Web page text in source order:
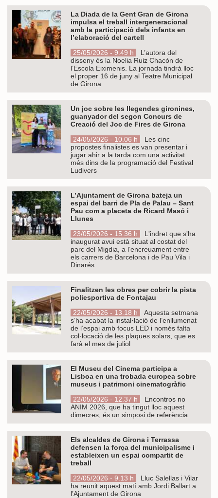
La Diada de la Gent Gran de Girona
impulsa el treball intergeneracional
amb la participació dels infants en
l’elaboració del cartell
25/05/2026 - 9.49 h
L’autora del
disseny és la Noelia Ruiz Chacón de
l’Escola Eiximenis. La jornada tindrà lloc
el proper 16 de juny al Teatre Municipal
de Girona
Un joc sobre les llegendes gironines,
guanyador del segon Concurs de
Creació del Joc de Fires de Girona
24/05/2026 - 10.06 h
Les cinc
propostes finalistes es van presentar i
jugar ahir a la tarda com una activitat
més dins de la programació del Festival
Ludivers
L’Ajuntament de Girona bateja un
espai del barri de Pla de Palau – Sant
Pau com a placeta de Ricard Masó i
Llunes
23/05/2026 - 15.36 h
L'indret que s'ha
inaugurat avui està situat al costat del
parc del Migdia, a l’encreuament entre
els carrers de Barcelona i de Pau Vila i
Dinarés
Finalitzen les obres per cobrir la pista
poliesportiva de Fontajau
22/05/2026 - 13.18 h
Aquesta setmana
s’ha acabat la instal·lació de l’enllumenat
de l’espai amb focus LED i només falta
col·locació de les plaques solars, que es
farà el mes de juliol
El Museu del Cinema participa a
Lisboa en una trobada europea sobre
museus i patrimoni cinematogràfic
22/05/2026 - 12.37 h
Encontros no
ANIM 2026, que ha tingut lloc aquest
dimecres, és un simposi de referència
Els alcaldes de Girona i Terrassa
defensen la força del municipalisme i
estableixen un espai compartit de
treball
22/05/2026 - 9.13 h
Lluc Salellas i Vilar
ha reunit aquest matí amb Jordi Ballart a
l’Ajuntament de Girona